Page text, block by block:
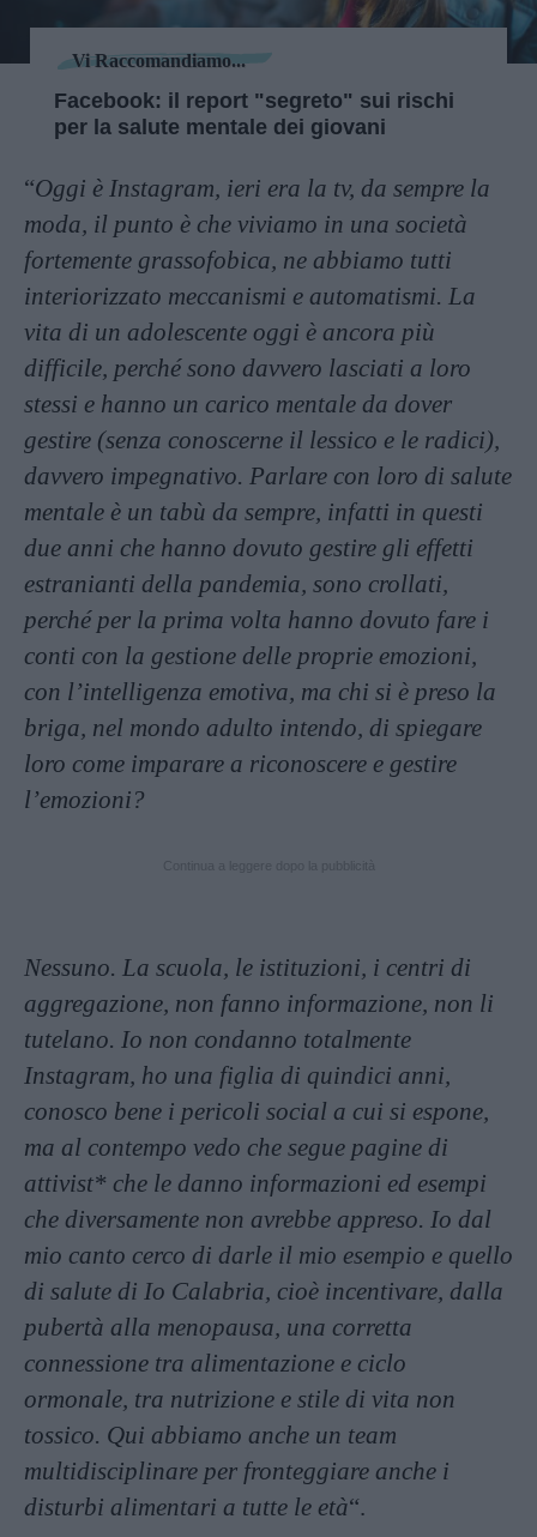
Vi Raccomandiamo...
Facebook: il report "segreto" sui rischi
per la salute mentale dei giovani
“Oggi è Instagram, ieri era la tv, da sempre la
moda, il punto è che viviamo in una società
fortemente grassofobica, ne abbiamo tutti
interiorizzato meccanismi e automatismi. La
vita di un adolescente oggi è ancora più
difficile, perché sono davvero lasciati a loro
stessi e hanno un carico mentale da dover
gestire (senza conoscerne il lessico e le radici),
davvero impegnativo. Parlare con loro di salute
mentale è un tabù da sempre, infatti in questi
due anni che hanno dovuto gestire gli effetti
estranianti della pandemia, sono crollati,
perché per la prima volta hanno dovuto fare i
conti con la gestione delle proprie emozioni,
con l’intelligenza emotiva, ma chi si è preso la
briga, nel mondo adulto intendo, di spiegare
loro come imparare a riconoscere e gestire
l’emozioni?
Nessuno. La scuola, le istituzioni, i centri di
aggregazione, non fanno informazione, non li
tutelano. Io non condanno totalmente
Instagram, ho una figlia di quindici anni,
conosco bene i pericoli social a cui si espone,
ma al contempo vedo che segue pagine di
attivist* che le danno informazioni ed esempi
che diversamente non avrebbe appreso. Io dal
mio canto cerco di darle il mio esempio e quello
di salute di Io Calabria, cioè incentivare, dalla
pubertà alla menopausa, una corretta
connessione tra alimentazione e ciclo
ormonale, tra nutrizione e stile di vita non
tossico. Qui abbiamo anche un team
multidisciplinare per fronteggiare anche i
disturbi alimentari a tutte le età“.